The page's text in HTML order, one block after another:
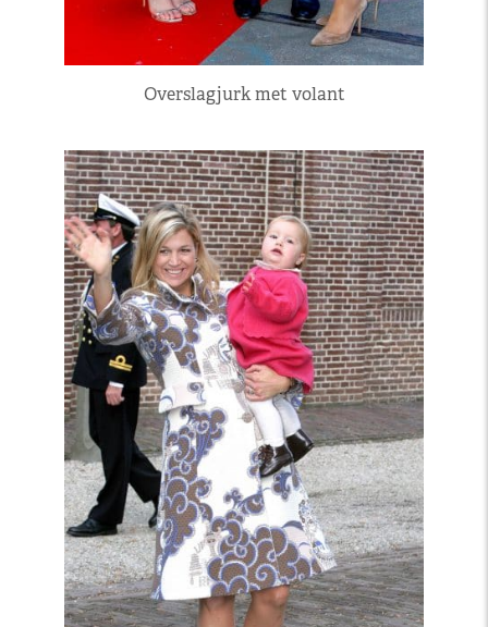
Overslagjurk met volant